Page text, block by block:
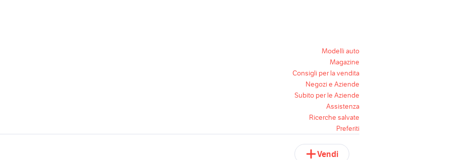
Modelli auto
Magazine
Consigli per la vendita
Negozi e Aziende
Subito per le Aziende
Assistenza
Ricerche salvate
Preferiti
Vendi